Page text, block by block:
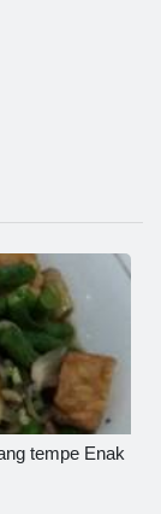
tempe Enak